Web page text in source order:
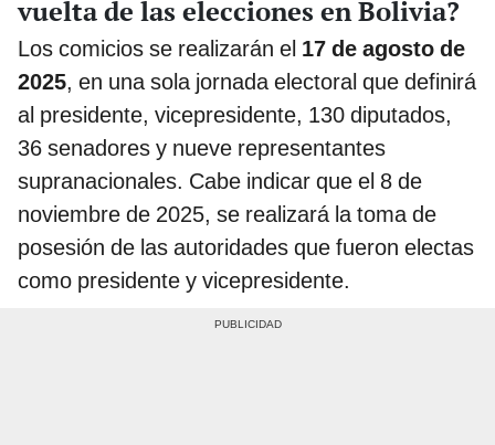
vuelta de las elecciones en Bolivia?
Los comicios se realizarán el 17 de agosto de
2025, en una sola jornada electoral que definirá
al presidente, vicepresidente, 130 diputados,
36 senadores y nueve representantes
supranacionales. Cabe indicar que el 8 de
noviembre de 2025, se realizará la toma de
posesión de las autoridades que fueron electas
como presidente y vicepresidente.